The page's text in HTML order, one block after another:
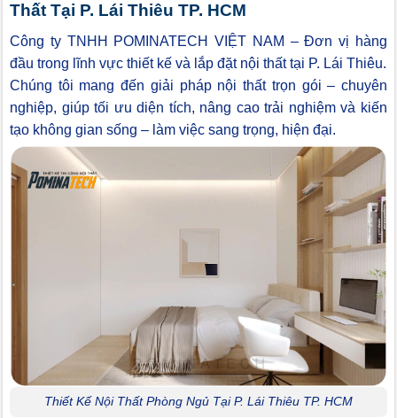
Thất Tại P. Lái Thiêu TP. HCM
Công ty TNHH POMINATECH VIỆT NAM – Đơn vị hàng
đầu trong lĩnh vực thiết kế và lắp đặt nội thất tại P. Lái Thiêu.
Chúng tôi mang đến giải pháp nội thất trọn gói – chuyên
nghiệp, giúp tối ưu diện tích, nâng cao trải nghiệm và kiến
tạo không gian sống – làm việc sang trọng, hiện đại.
Thiết Kế Nội Thất Phòng Ngủ Tại P. Lái Thiêu TP. HCM